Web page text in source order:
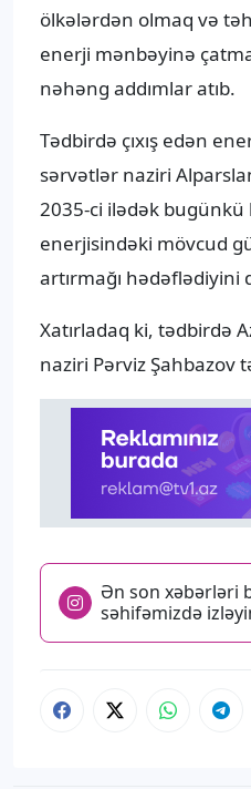
ölkələrdən olmaq və
enerji mənbəyinə
nəhəng addımlar atıb.
Tədbirdə çıxış edən
sərvətlər naziri
2035-ci ilədək
enerjisindəki mövcud
artırmağı hədəflədiyini
Xatırladaq ki, tədbirdə
naziri Pərviz Şahbazov
Ən son xəbərləri
səhifəmizdə